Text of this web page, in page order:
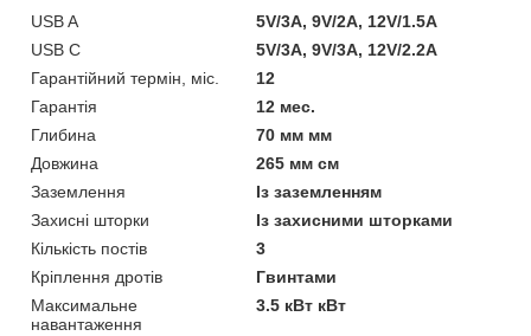
USB A
5V/3A, 9V/2A, 12V/1.5A
USB C
5V/3A, 9V/3A, 12V/2.2A
Гарантійний термін, міс.
12
Гарантія
12 мес.
Глибина
70 мм мм
Довжина
265 мм см
Заземлення
Із заземленням
Захисні шторки
Із захисними шторками
Кількість постів
3
Кріплення дротів
Гвинтами
Максимальне
навантаження
3.5 кВт кВт